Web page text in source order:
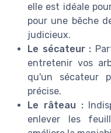
elle est idéale
pour une bêche
judicieux.
Le sécateur :
entretenir vos
qu'un sécateur
précise.
Le râteau :
enlever les